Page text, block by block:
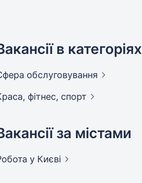
в категоріях
обслуговування
фітнес, спорт
за містами
у Києві